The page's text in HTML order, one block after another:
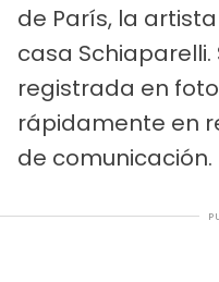
de París, la artista
casa
registrada en
rápidamente en
de comunicación.